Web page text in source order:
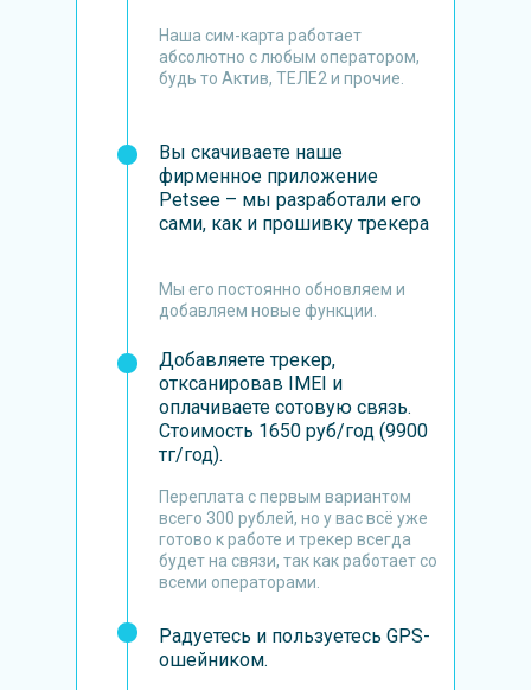
Наша сим-карта работает
абсолютно с любым оператором,
будь то Актив, ТЕЛЕ2 и прочие.
Вы скачиваете наше
фирменное приложение
Petsee – мы разработали его
сами, как и прошивку трекера
Мы его постоянно обновляем и
добавляем новые функции.
Добавляете трекер,
отксанировав IMEI и
оплачиваете сотовую связь.
Стоимость 1650 руб/год (9900
тг/год).
Переплата с первым вариантом
всего 300 рублей, но у вас всё уже
готово к работе и трекер всегда
будет на связи, так как работает со
всеми операторами.
Радуетесь и пользуетесь GPS-
ошейником.